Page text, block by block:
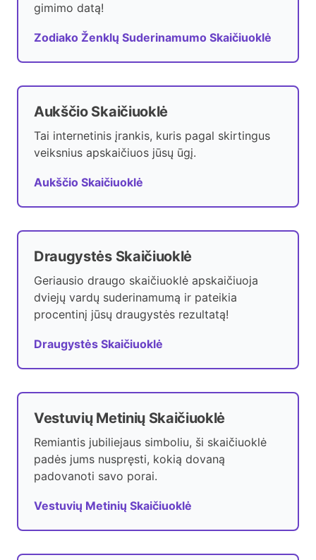
gimimo datą!
Zodiako Ženklų Suderinamumo Skaičiuoklė
Aukščio Skaičiuoklė
Tai internetinis įrankis, kuris pagal skirtingus
veiksnius apskaičiuos jūsų ūgį.
Aukščio Skaičiuoklė
Draugystės Skaičiuoklė
Geriausio draugo skaičiuoklė apskaičiuoja
dviejų vardų suderinamumą ir pateikia
procentinį jūsų draugystės rezultatą!
Draugystės Skaičiuoklė
Vestuvių Metinių Skaičiuoklė
Remiantis jubiliejaus simboliu, ši skaičiuoklė
padės jums nuspręsti, kokią dovaną
padovanoti savo porai.
Vestuvių Metinių Skaičiuoklė